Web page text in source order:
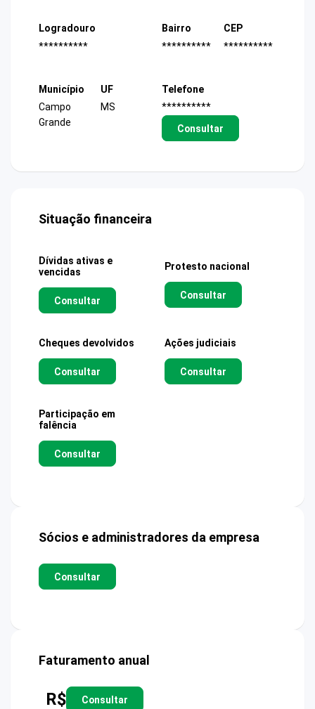
Logradouro
**********
Bairro
**********
CEP
**********
Município
Campo
Grande
UF
MS
Telefone
**********
Consultar
Situação financeira
Dívidas ativas e
vencidas
Consultar
Protesto nacional
Consultar
Cheques devolvidos
Consultar
Ações judiciais
Consultar
Participação em
falência
Consultar
Sócios e administradores da empresa
Consultar
Faturamento anual
R$ Consultar